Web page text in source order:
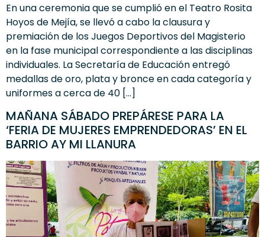
En una ceremonia que se cumplió en el Teatro Rosita
Hoyos de Mejía, se llevó a cabo la clausura y
premiación de los Juegos Deportivos del Magisterio
en la fase municipal correspondiente a las disciplinas
individuales. La Secretaría de Educación entregó
medallas de oro, plata y bronce en cada categoría y
uniformes a cerca de 40 […]
MAÑANA SÁBADO PREPÁRESE PARA LA
‘FERIA DE MUJERES EMPRENDEDORAS’ EN EL
BARRIO AY MI LLANURA